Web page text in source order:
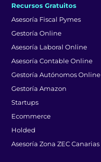
Recursos Gratuitos
Asesoría Fiscal Pymes
Gestoría Online
Asesoría Laboral Online
Asesoría Contable Online
Gestoría Autónomos Online
Gestoría Amazon
Startups
Ecommerce
Holded
Asesoría Zona ZEC Canarias